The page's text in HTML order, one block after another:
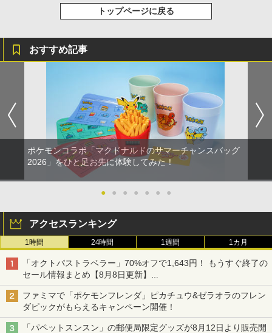
トップページに戻る
おすすめ記事
ポケモンコラボ「マクドナルドのサマーチャンスバッグ
2026」をひと足お先に体験してみた！
● ● ● ● ● ● ●
アクセスランキング
1時間 24時間 1週間 1カ月
「オクトパストラベラー」70%オフで1,643円！ もうすぐ終了の
セール情報まとめ【8月8日更新】
ニンテンドーeショップでは「大神 絶景版」が67%オフで990円
ファミマで「ポケモンフレンダ」ピカチュウ&ゼラオラのフレン
ダピックがもらえるキャンペーン開催！
「パペットスンスン」の郵便局限定グッズが8月12日より販売開